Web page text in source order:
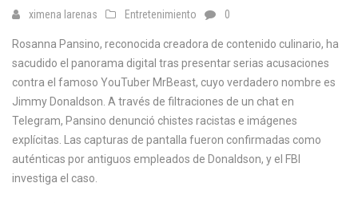
ximena larenas Entretenimiento 0
Rosanna Pansino, reconocida creadora de contenido culinario, ha
sacudido el panorama digital tras presentar serias acusaciones
contra el famoso YouTuber MrBeast, cuyo verdadero nombre es
Jimmy Donaldson. A través de filtraciones de un chat en
Telegram, Pansino denunció chistes racistas e imágenes
explícitas. Las capturas de pantalla fueron confirmadas como
auténticas por antiguos empleados de Donaldson, y el FBI
investiga el caso.